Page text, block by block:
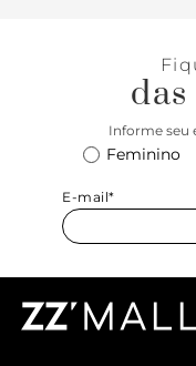
Informe seu
Feminino
E-mail*